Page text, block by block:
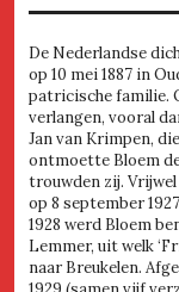
De Nederlandse
op 10 mei 1887 in
patricische familie.
verlangen, vooral
Jan van Krimpen,
ontmoette Bloem
trouwden zij.
op 8 september
1928 werd Bloem
Lemmer, uit welk
naar Breukelen.